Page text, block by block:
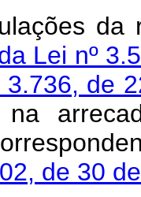
da
Lei nº
3.736, de
de 30